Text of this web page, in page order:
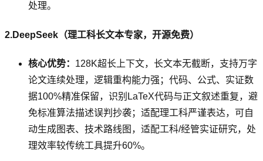
处理。
2.DeepSeek（理工科长文本专家，开源免费）
核心优势： 128K超长上下文，长文本无截断，支持万字
论文连续处理，逻辑重构能力强；代码、公式、实证数
据100%精准保留，识别LaTeX代码与正文叙述重复，避
免标准算法描述误判抄袭；适配理工科严谨表达，可自
动生成图表、技术路线图，适配工科/经管实证研究，处
理效率较传统工具提升60%。